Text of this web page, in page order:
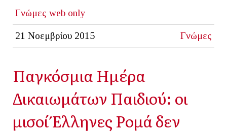
Γνώμες web only
21 Νοεμβρίου 2015 Γνώμες
Παγκόσμια Ημέρα
Δικαιωμάτων Παιδιού: oι
μισοί Έλληνες Ρομά δεν